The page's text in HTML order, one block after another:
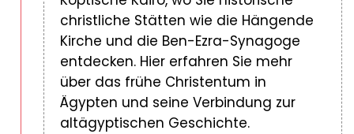
christliche Stätten wie die Hängende
Kirche und die Ben-Ezra-Synagoge
entdecken. Hier erfahren Sie mehr
über das frühe Christentum in
Ägypten und seine Verbindung zur
altägyptischen Geschichte.